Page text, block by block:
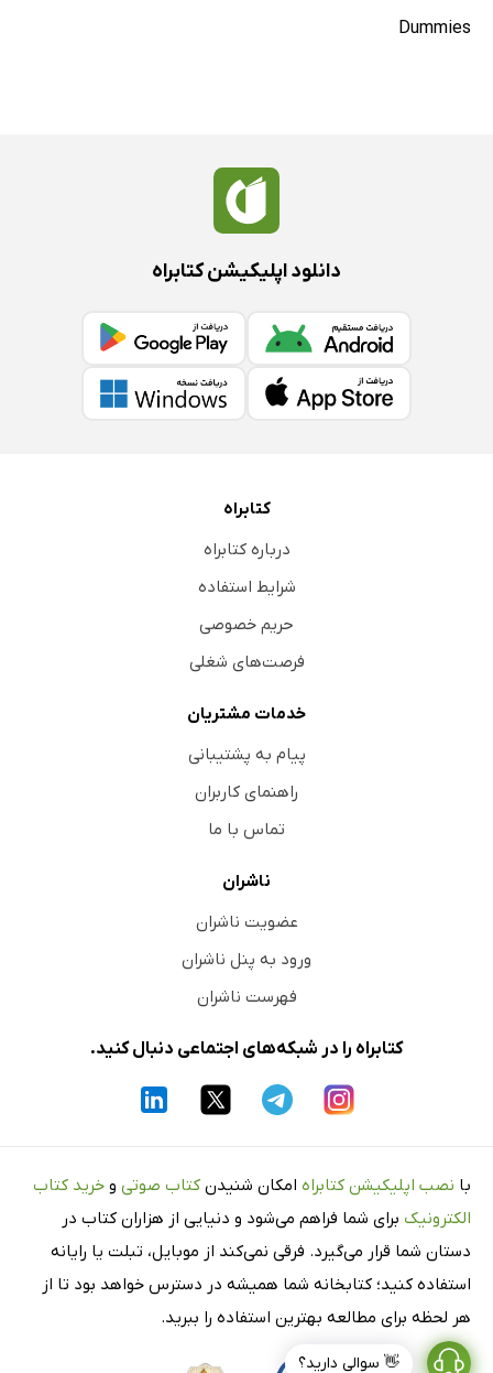
Dummies
👋 سوالی دارید؟
دانلود اپلیکیشن کتابراه
کتابراه
درباره کتابراه
شرایط استفاده
حریم خصوصی
فرصت‌های شغلی
خدمات مشتریان
پیام به پشتیبانی
راهنمای کاربران
تماس با ما
ناشران
عضویت ناشران
ورود به پنل ناشران
فهرست ناشران
کتابراه را در شبکه‌های اجتماعی دنبال کنید.
با نصب اپلیکیشن کتابراه امکان شنیدن کتاب صوتی و خرید کتاب
الکترونیک برای شما فراهم می‌شود و دنیایی از هزاران کتاب در
دستان شما قرار می‌گیرد. فرقی نمی‌کند از موبایل، تبلت یا رایانه
استفاده کنید؛ کتابخانه شما همیشه در دسترس خواهد بود تا از
هر لحظه برای مطالعه بهترین استفاده را ببرید.